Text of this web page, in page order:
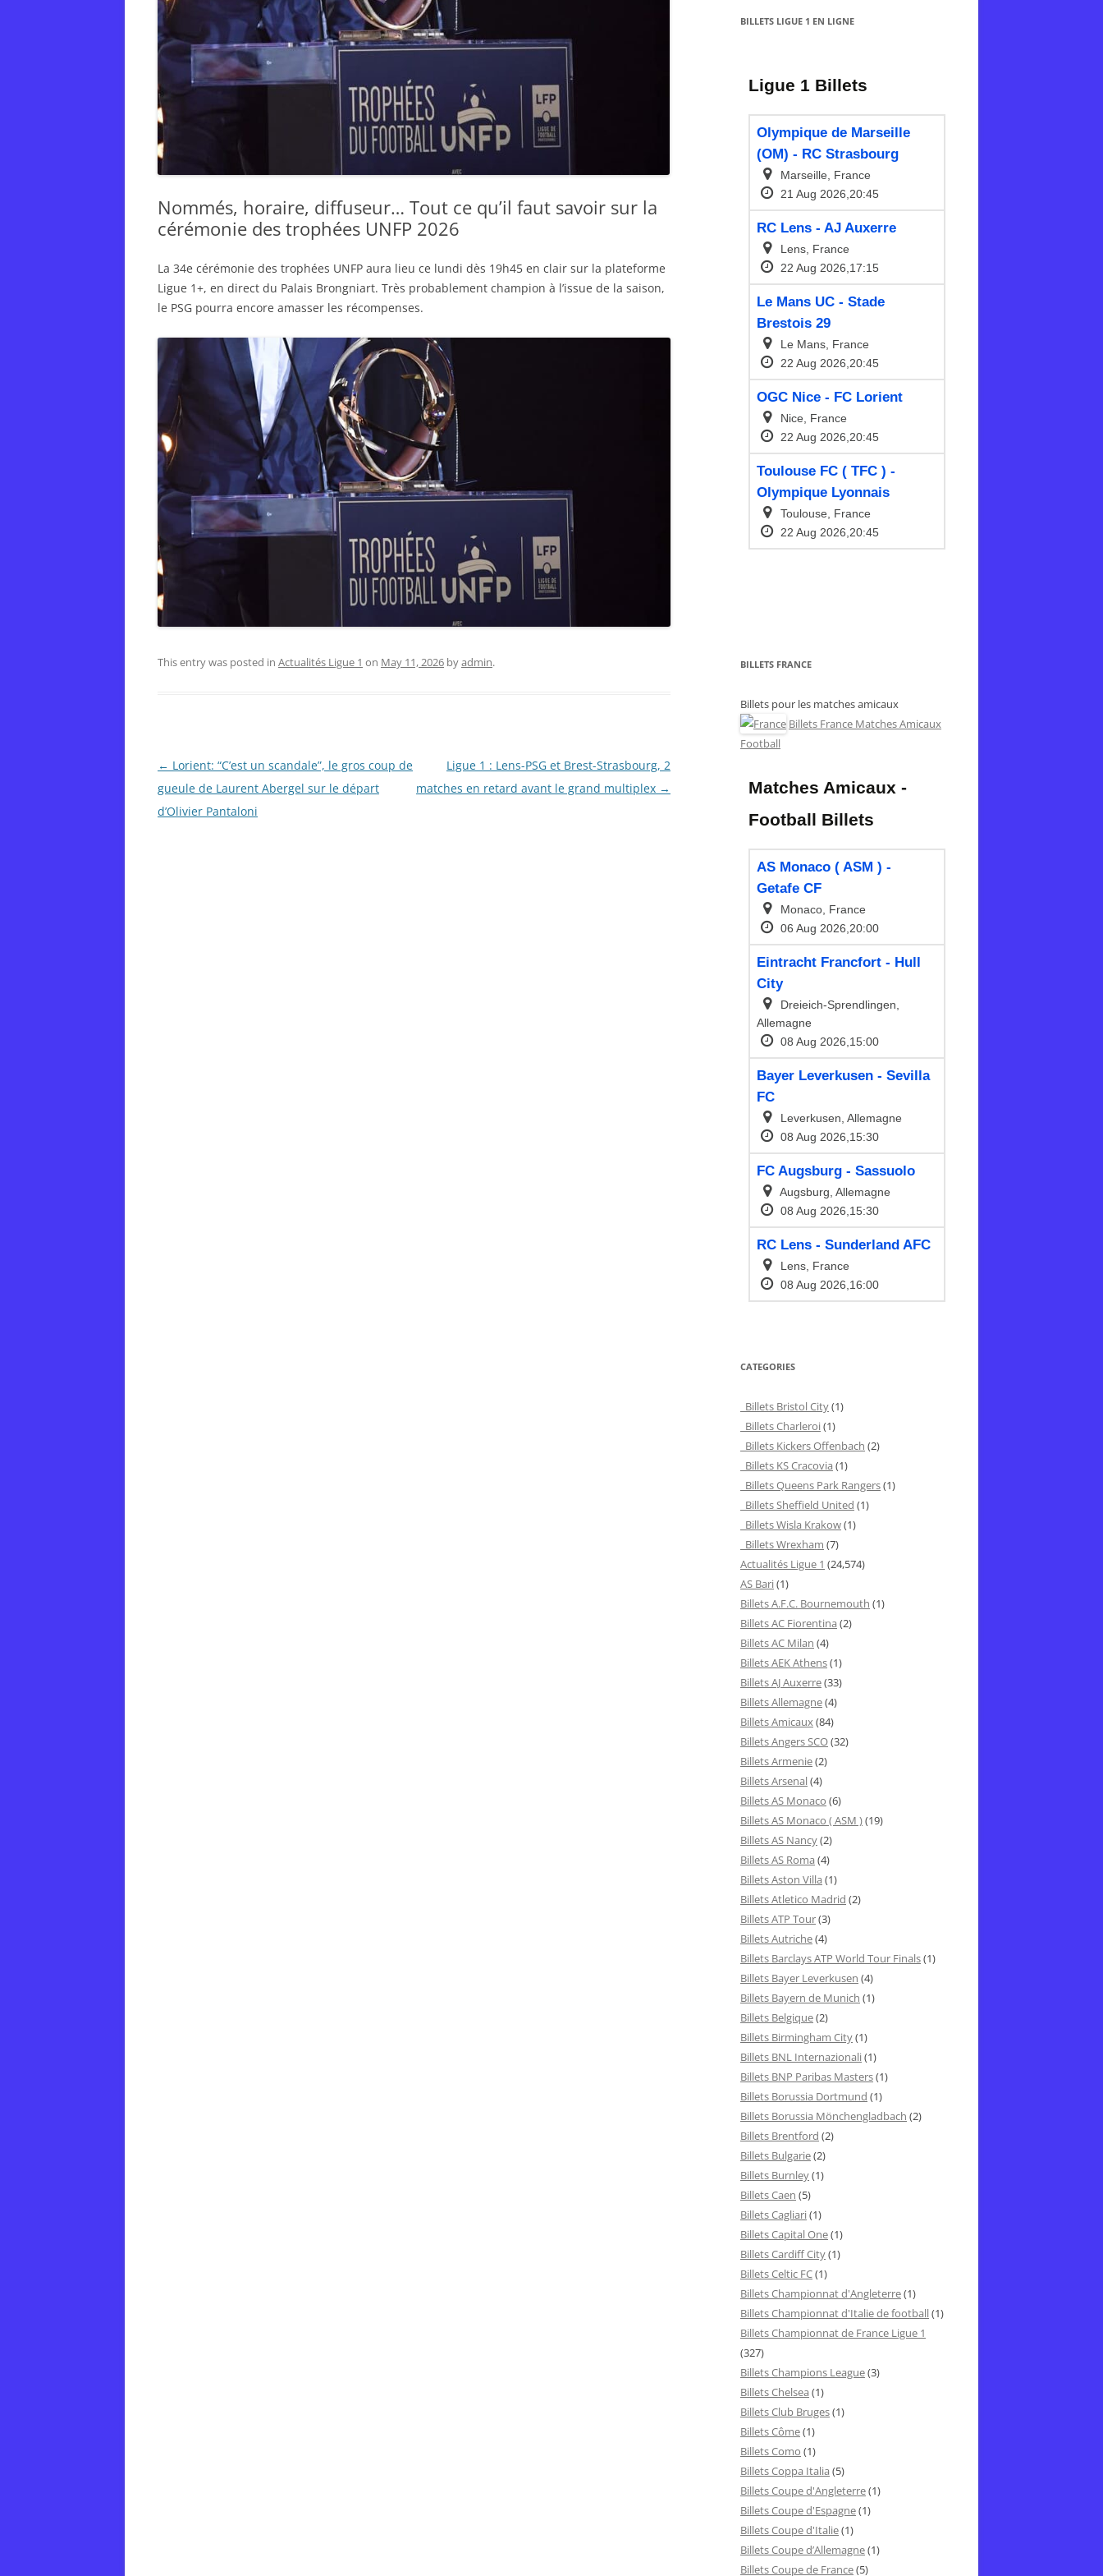
Nommés, horaire, diffuseur… Tout ce qu’il faut savoir sur la
cérémonie des trophées UNFP 2026
La 34e cérémonie des trophées UNFP aura lieu ce lundi dès 19h45 en clair sur la plateforme
Ligue 1+, en direct du Palais Brongniart. Très probablement champion à l’issue de la saison,
le PSG pourra encore amasser les récompenses.
This entry was posted in Actualités Ligue 1 on May 11, 2026 byadmin.
Post
navigation
← Lorient: “C’est un scandale”, le gros coup de
gueule de Laurent Abergel sur le départ
d’Olivier Pantaloni
Ligue 1 : Lens-PSG et Brest-Strasbourg, 2
matches en retard avant le grand multiplex →
BILLETS LIGUE 1 EN LIGNE
BILLETS FRANCE
Billets pour les matches amicaux
Billets France Matches Amicaux
Football
CATEGORIES
Billets Bristol City(1)
Billets Charleroi(1)
Billets Kickers Offenbach (2)
Billets KS Cracovia (1)
Billets Queens Park Rangers(1)
Billets Sheffield United (1)
Billets Wisla Krakow(1)
Billets Wrexham (7)
Actualités Ligue 1 (24,574)
AS Bari(1)
Billets A.F.C. Bournemouth (1)
Billets AC Fiorentina (2)
Billets AC Milan (4)
Billets AEK Athens(1)
Billets AJ Auxerre(33)
Billets Allemagne(4)
Billets Amicaux(84)
Billets Angers SCO(32)
Billets Armenie(2)
Billets Arsenal(4)
Billets AS Monaco (6)
Billets AS Monaco ( ASM )(19)
Billets AS Nancy(2)
Billets AS Roma (4)
Billets Aston Villa (1)
Billets Atletico Madrid (2)
Billets ATP Tour(3)
Billets Autriche(4)
Billets Barclays ATP World Tour Finals(1)
Billets Bayer Leverkusen (4)
Billets Bayern de Munich (1)
Billets Belgique(2)
Billets Birmingham City(1)
Billets BNL Internazionali(1)
Billets BNP Paribas Masters(1)
Billets Borussia Dortmund (1)
Billets Borussia Mönchengladbach (2)
Billets Brentford (2)
Billets Bulgarie(2)
Billets Burnley(1)
Billets Caen (5)
Billets Cagliari(1)
Billets Capital One(1)
Billets Cardiff City(1)
Billets Celtic FC(1)
Billets Championnat d'Angleterre(1)
Billets Championnat d'Italie de football(1)
Billets Championnat de France Ligue 1
(327)
Billets Champions League(3)
Billets Chelsea (1)
Billets Club Bruges(1)
Billets Côme(1)
Billets Como (1)
Billets Coppa Italia (5)
Billets Coupe d'Angleterre(1)
Billets Coupe d'Espagne(1)
Billets Coupe d'Italie(1)
Billets Coupe d’Allemagne(1)
Billets Coupe de France(5)